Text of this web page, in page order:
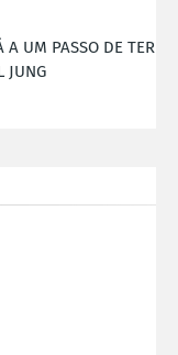
A UM PASSO DE TER
JUNG